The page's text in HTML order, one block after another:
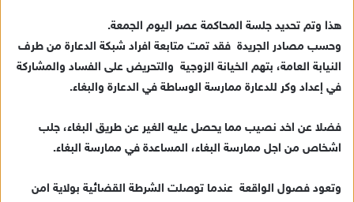
د
ا
إ
ل
ت
ر
ن
هذا وتم تحديد جلسة المحاكمة عصر اليوم الجمعة.
وحسب مصادر الجريدة فقد تمت متابعة افراد شبكة الدعارة من طرف
النيابة العامة، بتهم الخيانة الزوجية والتحريض على الفساد والمشاركة
في إعداد وكر للدعارة ممارسة الوساطة في الدعارة والبغاء.
فضلا عن اخد نصيب مما يحصل عليه الغير عن طريق البغاء، جلب
اشخاص من اجل ممارسة البغاء، المساعدة في ممارسة البغاء.
وتعود فصول الواقعة عندما توصلت الشرطة القضائية بولاية امن